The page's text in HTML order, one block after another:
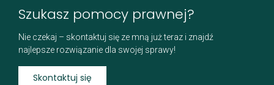
Szukasz pomocy prawnej?
Nie czekaj – skontaktuj się ze mną już teraz i znajdź
najlepsze rozwiązanie dla swojej sprawy!
Skontaktuj się